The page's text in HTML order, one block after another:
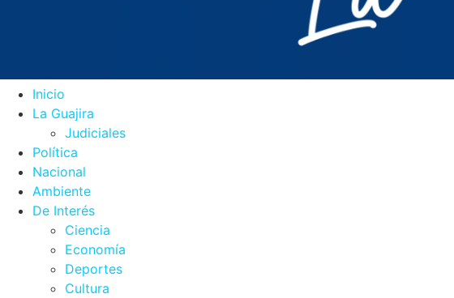
Inicio
La Guajira
Judiciales
Política
Nacional
Ambiente
De Interés
Ciencia
Economía
Deportes
Cultura